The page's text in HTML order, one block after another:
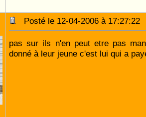
Posté le 12-04-2006 à
pas sur ils n'en peut etre pas
donné à leur jeune c'est lui qui a